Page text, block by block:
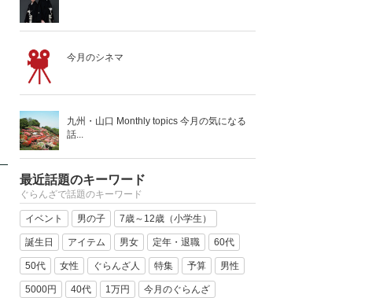
今月のシネマ
九州・山口 Monthly topics 今月の気になる
話...
最近話題のキーワード
ぐらんざで話題のキーワード
イベント 男の子 7歳～12歳（小学生）
誕生日 アイテム 男女 定年・退職 60代
50代 女性 ぐらんざ人 特集 予算 男性
5000円 40代 1万円 今月のぐらんざ